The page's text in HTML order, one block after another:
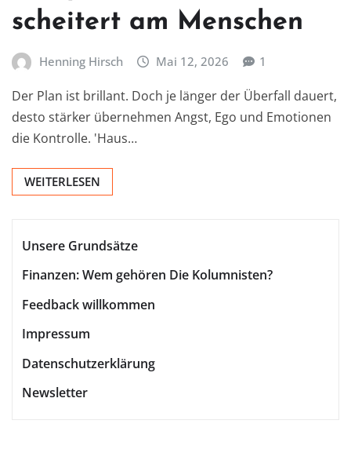
scheitert am Menschen
Henning Hirsch Mai 12, 2026 1
Der Plan ist brillant. Doch je länger der Überfall dauert,
desto stärker übernehmen Angst, Ego und Emotionen
die Kontrolle. 'Haus…
WEITERLESEN
Unsere Grundsätze
Finanzen: Wem gehören Die Kolumnisten?
Feedback willkommen
Impressum
Datenschutzerklärung
Newsletter